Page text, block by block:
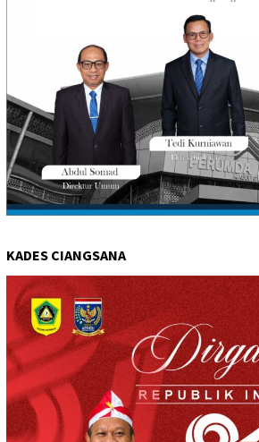
KADES CIANGSANA